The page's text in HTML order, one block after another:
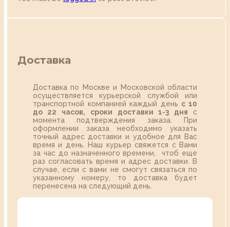
Доставка
Доставка по Москве и Московской области
осуществляется курьерской службой или
транспортной компанией каждый день с 10
до 22 часов,
сроки доставки 1-3 дня с
момента подтверждения заказа. При
оформлении заказа необходимо указать
точный адрес доставки и удобное для Вас
время и день. Наш курьер свяжется с Вами
за час до назначенного времени, чтоб еще
раз согласовать время и адрес доставки. В
случае, если с вами не смогут связаться по
указанному номеру, то доставка будет
перенесена на следующий день.